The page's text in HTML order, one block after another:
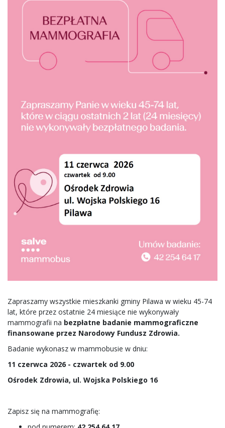
Zapraszamy wszystkie mieszkanki gminy Pilawa w wieku 45-74
lat, które przez ostatnie 24 miesiące nie wykonywały
mammografii na bezpłatne badanie mammograficzne
finansowane przez Narodowy Fundusz Zdrowia.
Badanie wykonasz w mammobusie w dniu:
11 czerwca 2026 - czwartek od 9.00
Ośrodek Zdrowia, ul. Wojska Polskiego 16
Zapisz się na mammografię: